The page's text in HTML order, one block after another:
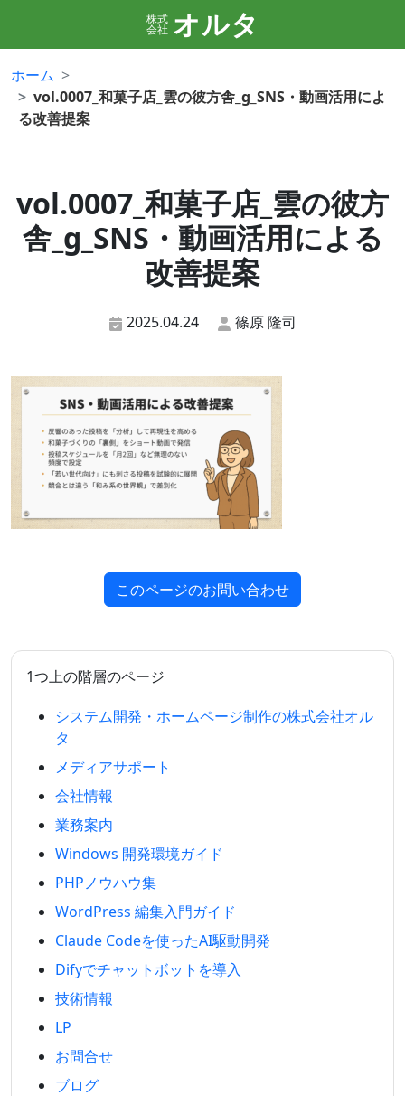
株式
会社 オルタ
ホーム
vol.0007_和菓子店_雲の彼方舎_g_SNS・動画活用によ
る改善提案
vol.0007_和菓子店_雲の彼方
舎_g_SNS・動画活用による
改善提案
2025.04.24 篠原 隆司
このページのお問い合わせ
1つ上の階層のページ
システム開発・ホームページ制作の株式会社オル
タ
メディアサポート
会社情報
業務案内
Windows 開発環境ガイド
PHPノウハウ集
WordPress 編集入門ガイド
Claude Codeを使ったAI駆動開発
Difyでチャットボットを導入
技術情報
LP
お問合せ
ブログ